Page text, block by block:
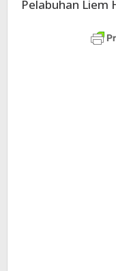
Pelabuhan Liem